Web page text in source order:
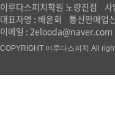
이루다스피치학원 노량진점
대표자명 : 배윤희
통신판매업
이메일 : 2elooda@naver.com
COPYRIGHT 이루다스피치 All